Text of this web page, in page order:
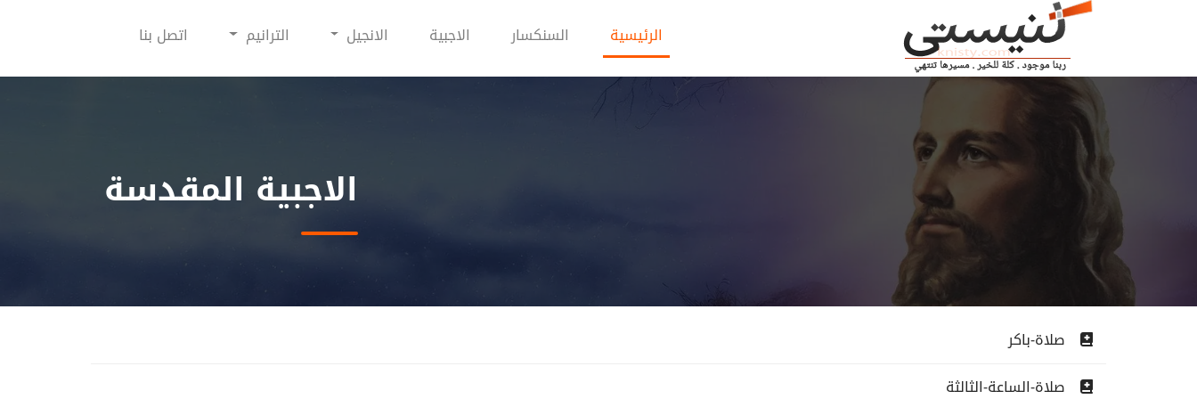
الرئيسية
(current) السنكسار الاجبية الانجيل الترانيم اتصل بنا
الاجبية المقدسة
صلاة-باكر
صلاة-الساعة-الثالثة